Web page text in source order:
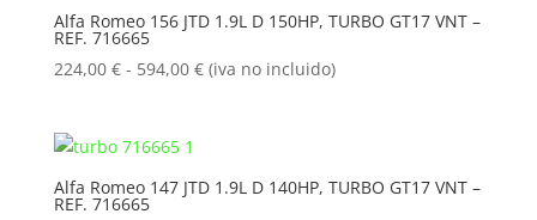
224,00 €
594,00 €
Alfa Romeo 156 JTD 1.9L D 150HP, TURBO GT17 VNT –
REF. 716665
224,00 € - 594,00 €Rango
224,00 €
(iva no incluido)
Alfa Romeo 147 JTD 1.9L D 140HP, TURBO GT17 VNT –
REF. 716665